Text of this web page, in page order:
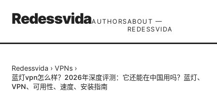
RedessvidaAUTHORSABOUT —
REDESSVIDA
Redessvida › VPNs ›
蓝灯vpn怎么样？2026年深度评测：它还能在中国用吗？蓝灯、
VPN、可用性、速度、安装指南